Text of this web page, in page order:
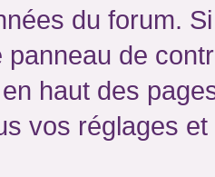
du forum.
de
haut des
vos réglages